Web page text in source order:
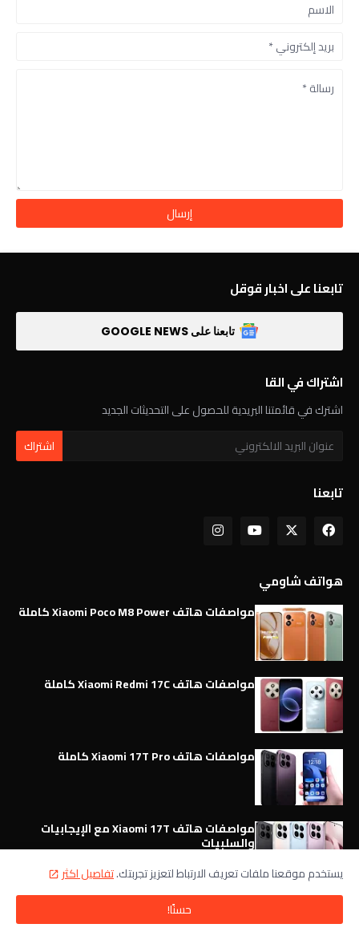
تابعنا على اخبار قوقل
تابعنا على GOOGLE NEWS
اشتراك في القا
اشترك في قائمتنا البريدية للحصول على التحديثات الجديد
تابعنا
هواتف شاومي
مواصفات هاتف Xiaomi Poco M8 Power كاملة
مواصفات هاتف Xiaomi Redmi 17C كاملة
مواصفات هاتف Xiaomi 17T Pro كاملة
مواصفات هاتف Xiaomi 17T مع الإيجابيات
والسلبيات
يستخدم موقعنا ملفات تعريف الارتباط لتعزيز تجربتك.تفاصيل اكثر
حسنًا!